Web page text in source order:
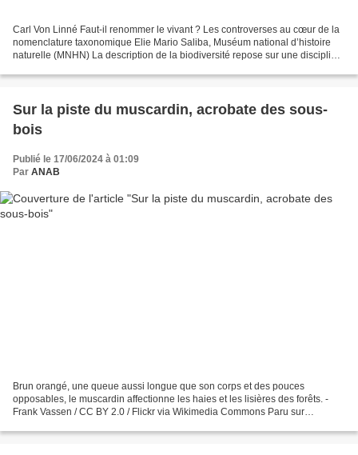
Carl Von Linné Faut-il renommer le vivant ? Les controverses au cœur de la
nomenclature taxonomique Elie Mario Saliba, Muséum national d’histoire
naturelle (MNHN) La description de la biodiversité repose sur une discipline
Sur la piste du muscardin, acrobate des sous-
bois
Publié le 17/06/2024 à 01:09
Par ANAB
Brun orangé, une queue aussi longue que son corps et des pouces
opposables, le muscardin affectionne les haies et les lisières des forêts. -
Frank Vassen / CC BY 2.0 / Flickr via Wikimedia Commons Paru sur